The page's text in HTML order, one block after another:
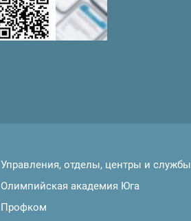
Управления, отделы, центры и службы
Олимпийская академия Юга
Профком